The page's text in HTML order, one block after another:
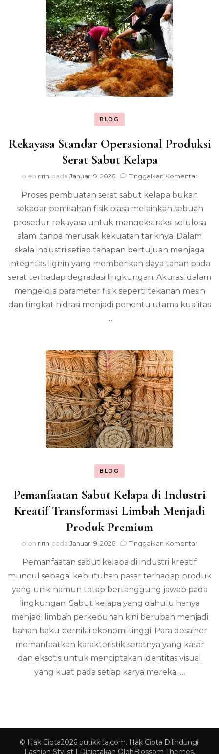
BLOG
Rekayasa Standar Operasional Produksi
Serat Sabut Kelapa
oleh ririn pada Januari 9, 2026 Tinggalkan Komentarpada
Serat
Sabut
Proses pembuatan serat sabut kelapa bukan
sekadar pemisahan fisik biasa melainkan sebuah
prosedur rekayasa untuk mengekstraksi selulosa
alami tanpa merusak kekuatan tariknya. Dalam
skala industri setiap tahapan bertujuan menjaga
integritas lignin yang memberikan daya tahan pada
serat terhadap degradasi lingkungan. Akurasi dalam
mengelola parameter fisik seperti tekanan mesin
dan tingkat hidrasi menjadi penentu utama kualitas
…
BLOG
Pemanfaatan Sabut Kelapa di Industri
Kreatif Transformasi Limbah Menjadi
Produk Premium
oleh ririn pada Januari 9, 2026 Tinggalkan Komentarpada
Kreatif
Pemanfaatan sabut kelapa di industri kreatif
muncul sebagai kebutuhan pasar terhadap produk
yang unik namun tetap bertanggung jawab pada
lingkungan. Sabut kelapa yang dahulu hanya
menjadi limbah perkebunan kini berubah menjadi
bahan baku bernilai ekonomi tinggi. Para desainer
memanfaatkan karakteristik seratnya yang kasar
dan eksotis untuk menciptakan identitas visual
yang kuat pada setiap karya mereka. …
© Hak Cipta2026 butikkita.com. Hak Cipta Dilindungi.
Fashion Stylist | Diciptakan OlehBlossom Themes.